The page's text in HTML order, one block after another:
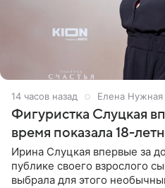
14 часов назад Елена Нужная
Фигуристка Слуцкая
время показала 18-
Ирина Слуцкая впервые за
публике своего взрослого
выбрала для этого